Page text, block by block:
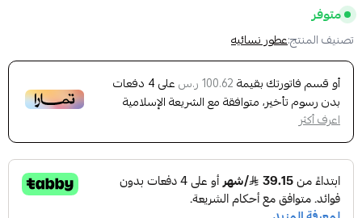
متوفر
تصنيف المنتج:عطور نسائيه
أو قسم فاتورتك بقيمة 100.62 ر.س على4 دفعات
بدون رسوم تأخير، متوافقة مع الشريعة الإسلامية
اعرف أكثر